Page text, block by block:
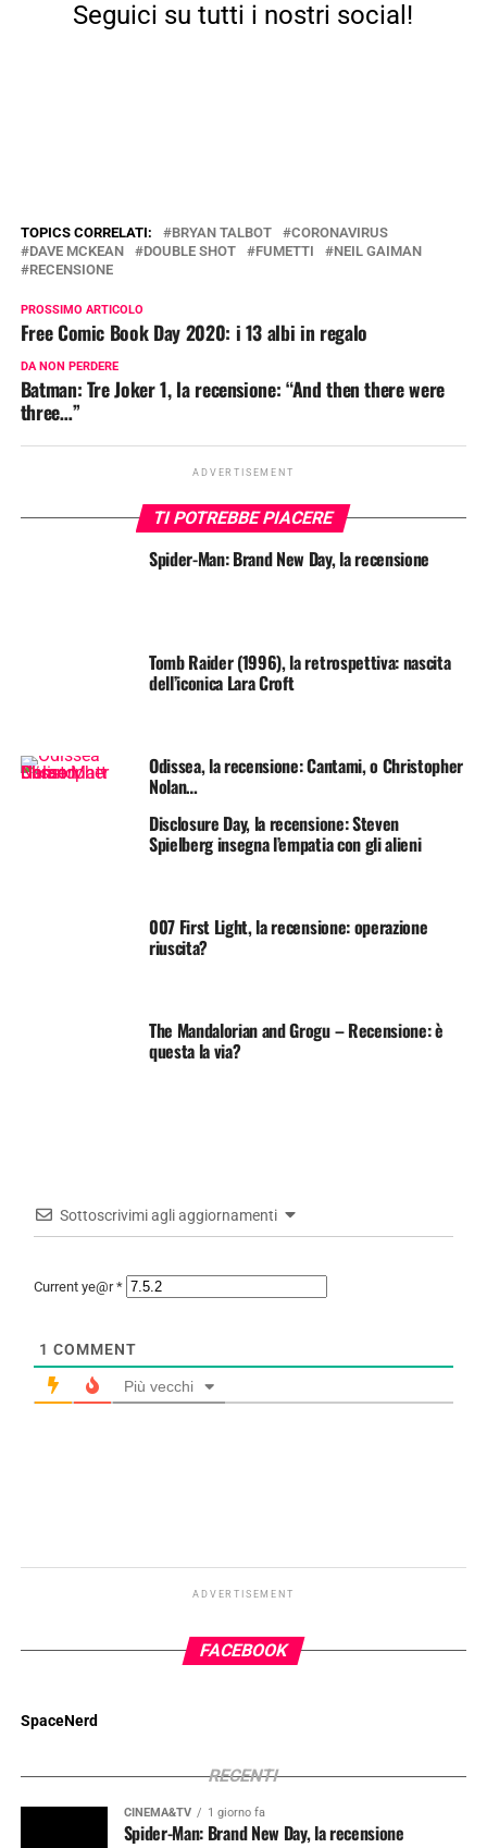
Seguici su tutti i nostri social!
TOPICS CORRELATI: BRYAN TALBOT
CORONAVIRUS
DAVE MCKEAN
DOUBLE SHOT FUMETTI
NEIL GAIMAN
RECENSIONE
PROSSIMO ARTICOLO
Free Comic Book Day 2020: i 13 albi in regalo
DA NON PERDERE
Batman: Tre Joker 1, la recensione: “And then there were
three…”
ADVERTISEMENT
TI POTREBBE PIACERE
Spider-Man: Brand New Day, la recensione
Tomb Raider (1996), la retrospettiva: nascita
dell’iconica Lara Croft
Odissea, la recensione: Cantami, o Christopher
Nolan…
Disclosure Day, la recensione: Steven
Spielberg insegna l’empatia con gli alieni
007 First Light, la recensione: operazione
riuscita?
The Mandalorian and Grogu – Recensione: è
questa la via?
Sottoscrivimi agli aggiornamenti
Current ye@r*
1 COMMENT
Più vecchi
ADVERTISEMENT
FACEBOOK
SpaceNerd
RECENTI
CINEMA&TV 1 giorno fa
Spider-Man: Brand New Day, la recensione